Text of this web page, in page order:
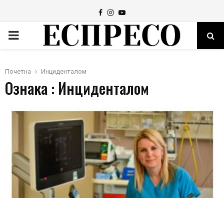
Facebook
Instagram
Youtube
PRIMARY
Почетна Инциденталом
Ознака : Инциденталом